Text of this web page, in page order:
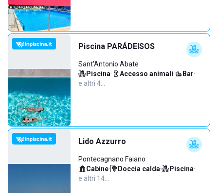
Piscina PARÁDEISOS
Sant'Antonio Abate
Piscina· Accesso animali· Bar·
e altri 4…
Lido Azzurro
Pontecagnano Faiano
Cabine· Doccia calda· Piscina·
e altri 14…